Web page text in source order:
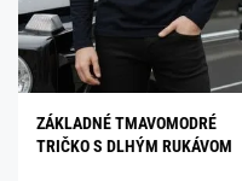
ZÁKLADNÉ TMAVOMODRÉ
TRIČKO S DLHÝM RUKÁVOM